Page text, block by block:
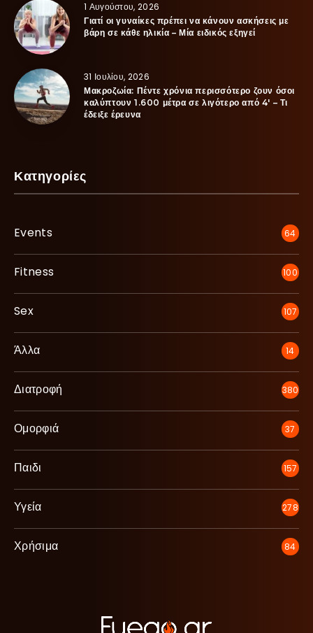
1 Αυγούστου, 2026
Γιατί οι γυναίκες πρέπει να κάνουν ασκήσεις με
βάρη σε κάθε ηλικία – Μία ειδικός εξηγεί
31 Ιουλίου, 2026
Μακροζωία: Πέντε χρόνια περισσότερο ζουν όσοι
καλύπτουν 1.600 μέτρα σε λιγότερο από 4′ – Τι
έδειξε έρευνα
Κατηγορίες
Events 64
Fitness 100
Sex 107
Άλλα 14
Διατροφή 380
Ομορφιά 37
Παιδι 157
Υγεία 278
Χρήσιμα 84